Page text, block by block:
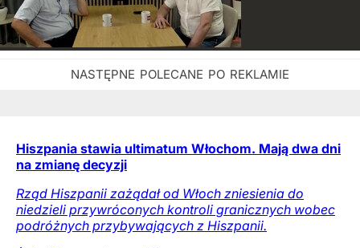
Hiszpania stawia ultimatum Włochom. Mają dwa dni
na zmianę decyzji
Rząd Hiszpanii zażądał od Włoch zniesienia do
niedzieli przywróconych kontroli granicznych wobec
podróżnych przybywających z Hiszpanii.